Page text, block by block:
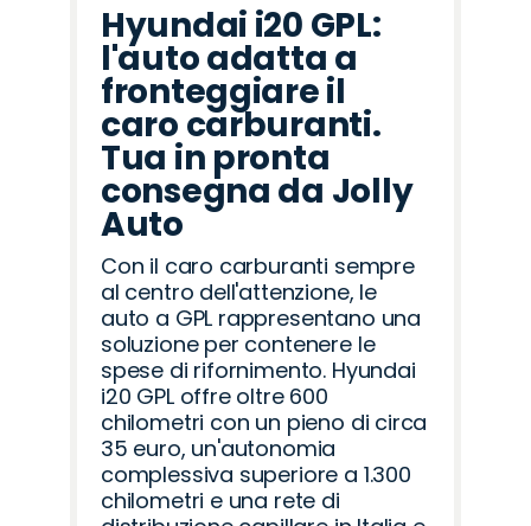
Hyundai i20 GPL:
l'auto adatta a
fronteggiare il
caro carburanti.
Tua in pronta
consegna da Jolly
Auto
Con il caro carburanti sempre
al centro dell'attenzione, le
auto a GPL rappresentano una
soluzione per contenere le
spese di rifornimento. Hyundai
i20 GPL offre oltre 600
chilometri con un pieno di circa
35 euro, un'autonomia
complessiva superiore a 1.300
chilometri e una rete di